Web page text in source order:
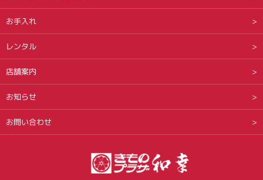
お手入れ
レンタル
店舗案内
お知らせ
お問い合わせ